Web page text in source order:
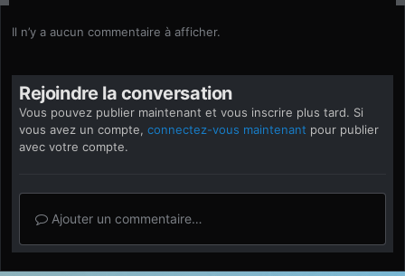
Il n’y a aucun commentaire à afficher.
Rejoindre la conversation
Vous pouvez publier maintenant et vous inscrire plus tard. Si
vous avez un compte, connectez-vous maintenant pour publier
avec votre compte.
Ajouter un commentaire…